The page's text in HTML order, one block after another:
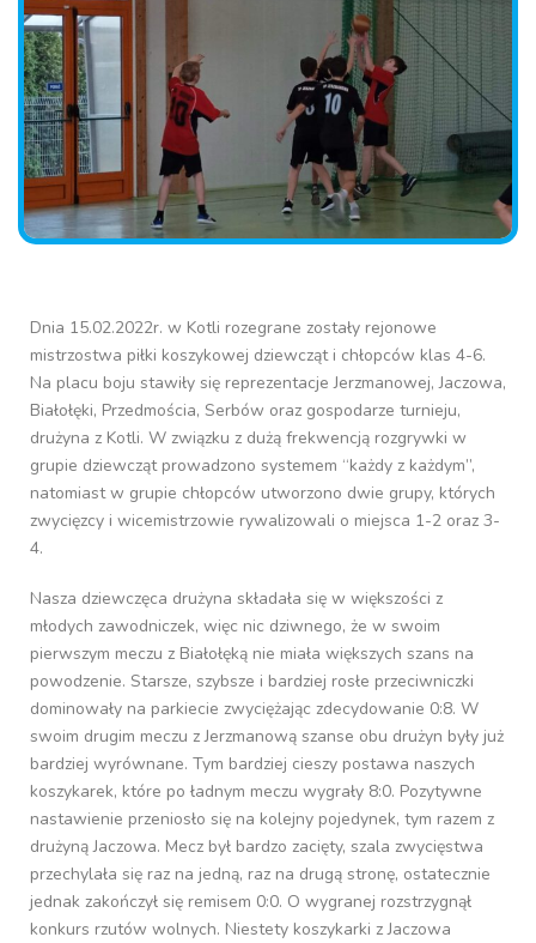
Dnia 15.02.2022r. w Kotli rozegrane zostały rejonowe
mistrzostwa piłki koszykowej dziewcząt i chłopców klas 4-6.
Na placu boju stawiły się reprezentacje Jerzmanowej, Jaczowa,
Białołęki, Przedmościa, Serbów oraz gospodarze turnieju,
drużyna z Kotli. W związku z dużą frekwencją rozgrywki w
grupie dziewcząt prowadzono systemem “każdy z każdym”,
natomiast w grupie chłopców utworzono dwie grupy, których
zwycięzcy i wicemistrzowie rywalizowali o miejsca 1-2 oraz 3-
4.
Nasza dziewczęca drużyna składała się w większości z
młodych zawodniczek, więc nic dziwnego, że w swoim
pierwszym meczu z Białołęką nie miała większych szans na
powodzenie. Starsze, szybsze i bardziej rosłe przeciwniczki
dominowały na parkiecie zwyciężając zdecydowanie 0:8. W
swoim drugim meczu z Jerzmanową szanse obu drużyn były już
bardziej wyrównane. Tym bardziej cieszy postawa naszych
koszykarek, które po ładnym meczu wygrały 8:0. Pozytywne
nastawienie przeniosło się na kolejny pojedynek, tym razem z
drużyną Jaczowa. Mecz był bardzo zacięty, szala zwycięstwa
przechylała się raz na jedną, raz na drugą stronę, ostatecznie
jednak zakończył się remisem 0:0. O wygranej rozstrzygnął
konkurs rzutów wolnych. Niestety koszykarki z Jaczowa